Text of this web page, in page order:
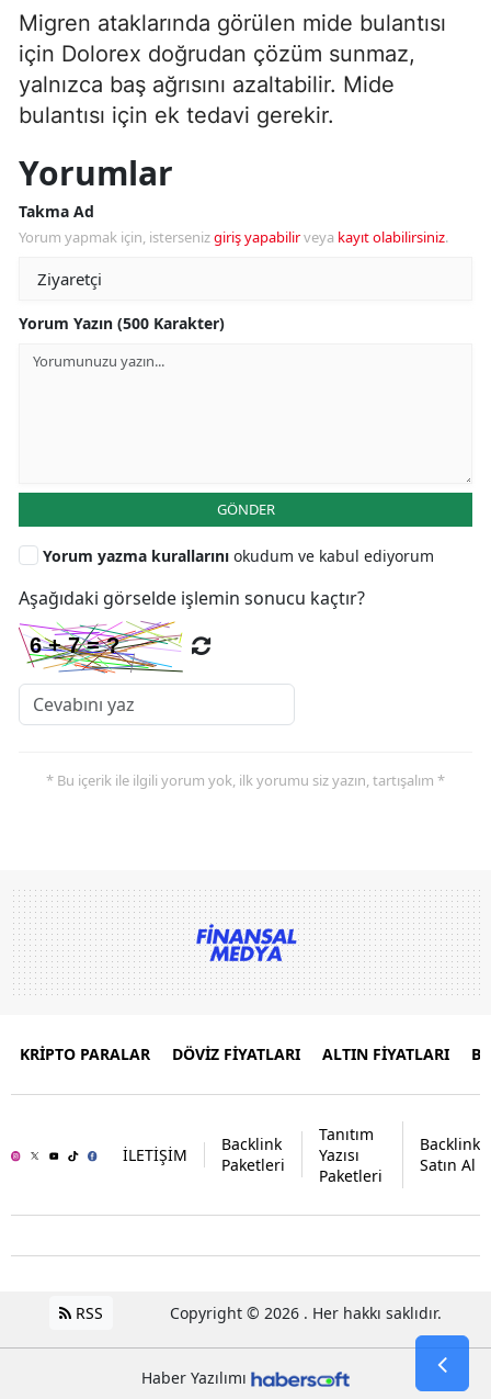
Migren ataklarında görülen mide bulantısı
için Dolorex doğrudan çözüm sunmaz,
yalnızca baş ağrısını azaltabilir. Mide
bulantısı için ek tedavi gerekir.
Yorumlar
Takma Ad
Yorum yapmak için, istersenizgiriş yapabilirveya kayıt olabilirsiniz.
Yorum Yazın (500 Karakter)
GÖNDER
Yorum yazma kurallarını okudum ve kabul ediyorum
Aşağıdaki görselde işlemin sonucu kaçtır?
* Bu içerik ile ilgili yorum yok, ilk yorumu siz yazın, tartışalım *
KRİPTO PARALAR DÖVİZ FİYATLARI ALTIN FİYATLARI
İLETİŞİM
Backlink
Paketleri
Tanıtım
Yazısı
Paketleri
Backlink
Satın Al
RSS Copyright © 2026 . Her hakkı saklıdır.
Haber Yazılımı